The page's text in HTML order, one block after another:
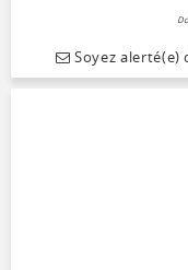
Soyez alerté(e)